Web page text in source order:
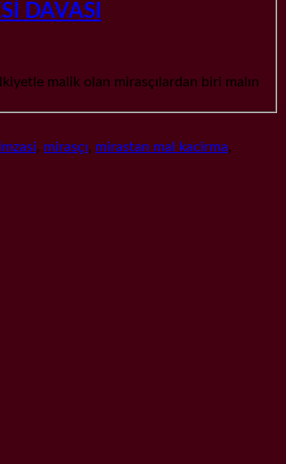
DAVASI
malik olan mirasçılardan biri malın
, mirasçı, mirastan mal kacirma,